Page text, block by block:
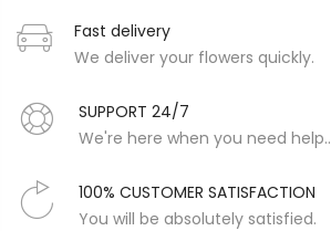
Fast delivery
We deliver your flowers quickly.
SUPPORT 24/7
We're here when you need help..
100% CUSTOMER SATISFACTION
You will be absolutely satisfied.